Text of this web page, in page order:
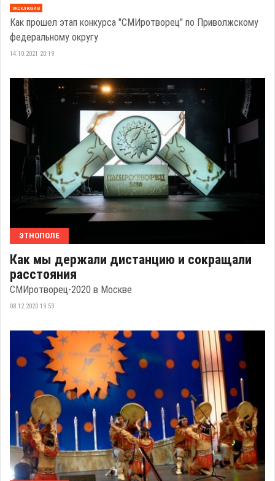
эксклюзив
Как прошел этап конкурса "СМИротворец" по Приволжскому
федеральному округу
14.10.2021 20:19
ЭТНОПОЛЕ
Как мы держали дистанцию и сокращали
расстояния
СМИротворец-2020 в Москве
08.12.2020 19:53